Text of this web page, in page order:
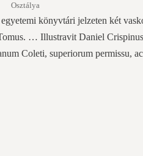
Osztálya
könyvtári jelzeten két
… Illustravit Daniel
Coleti, superiorum permissu,